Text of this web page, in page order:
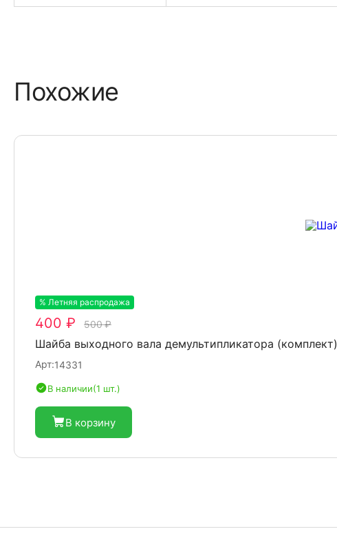
Похожие
% Летняя распродажа
400 ₽ 500 ₽
Шайба выходного вала демультипликатора (комплект)
Арт:14331
В наличии(1 шт.)
В корзину